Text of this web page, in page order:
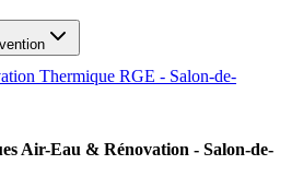
Thermique RGE - Salon-de-
Air-Eau & Rénovation - Salon-de-